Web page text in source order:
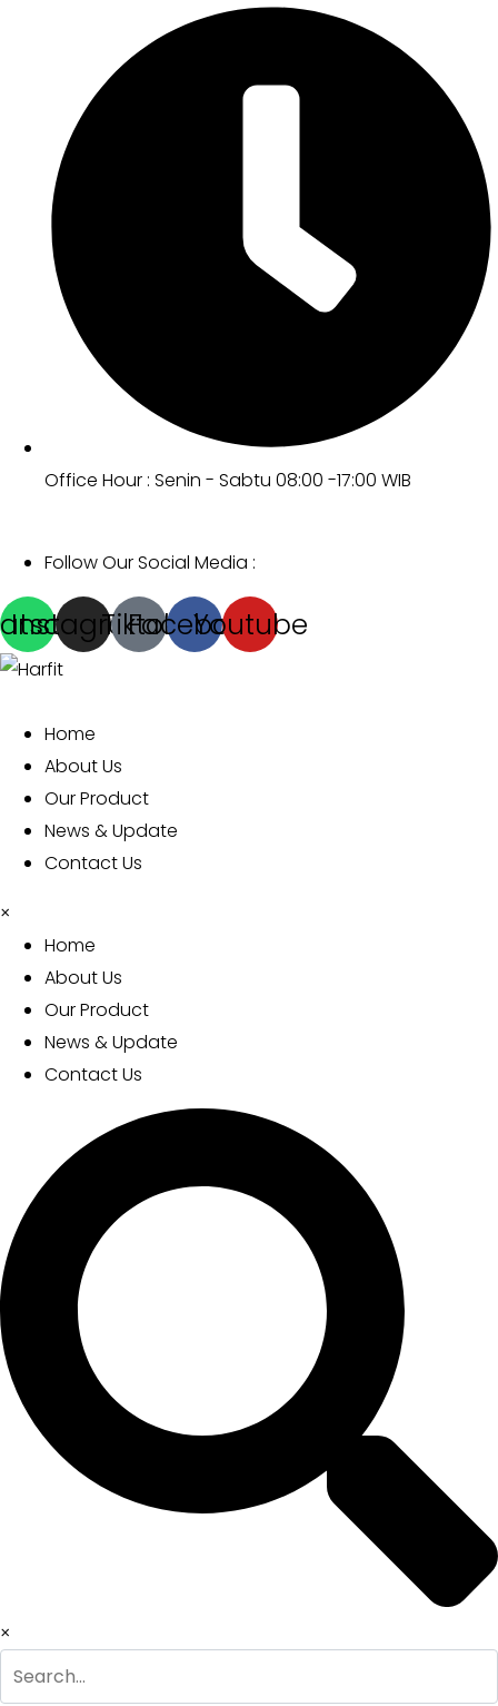
Office Hour : Senin - Sabtu 08:00 -17:00 WIB
Follow Our Social Media :
Instagram
Tiktok
Facebook
Youtube
Home
About Us
Our Product
News & Update
Contact Us
×
Home
About Us
Our Product
News & Update
Contact Us
×